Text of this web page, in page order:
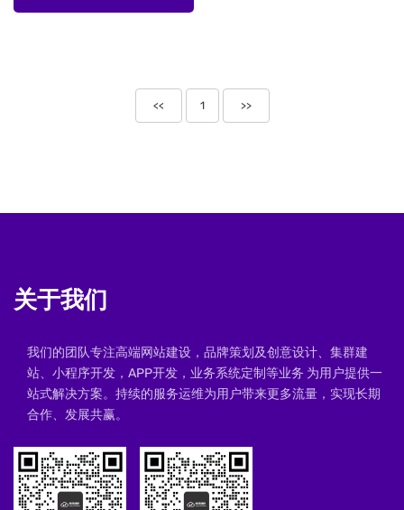
<< 1 >>
关于我们
我们的团队专注高端网站建设，品牌策划及创意设计、集群建
站、小程序开发，APP开发，业务系统定制等业务 为用户提供一
站式解决方案。持续的服务运维为用户带来更多流量，实现长期
合作、发展共赢。